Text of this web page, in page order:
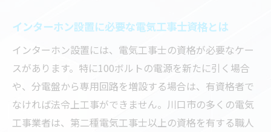
インターホン設置に必要な電気工事士資格とは
インターホン設置には、電気工事士の資格が必要なケー
スがあります。特に100ボルトの電源を新たに引く場合
や、分電盤から専用回路を増設する場合は、有資格者で
なければ法令上工事ができません。川口市の多くの電気
工事業者は、第二種電気工事士以上の資格を有する職人